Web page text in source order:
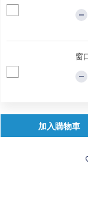
窗
加入購物車